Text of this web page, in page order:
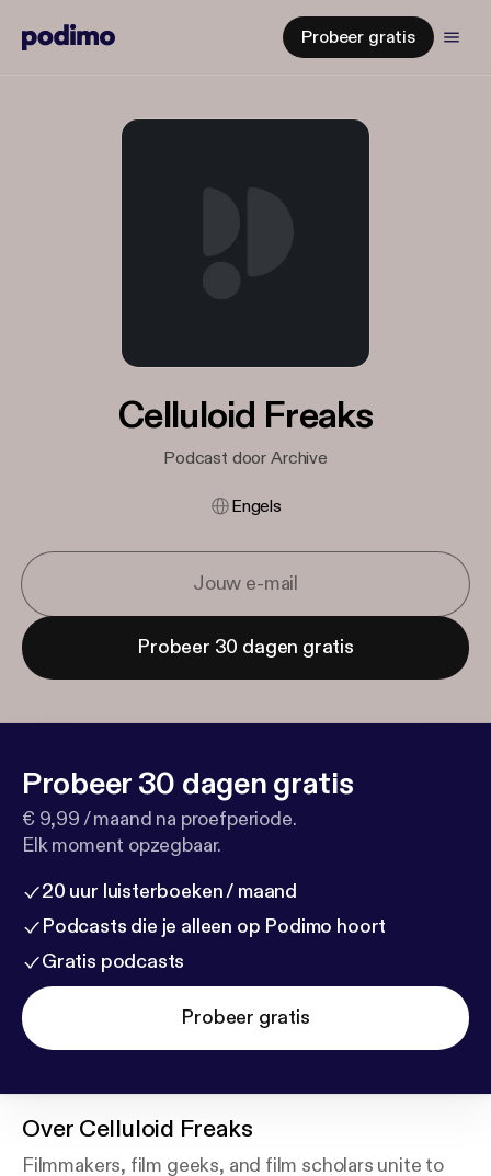
Probeer gratis
Celluloid Freaks
Podcast door Archive
Engels
Probeer 30 dagen gratis
Probeer 30 dagen gratis
€ 9,99 / maand na proefperiode.
Elk moment opzegbaar.
20 uur luisterboeken / maand
Podcasts die je alleen op Podimo hoort
Gratis podcasts
Probeer gratis
Over Celluloid Freaks
Filmmakers, film geeks, and film scholars unite to